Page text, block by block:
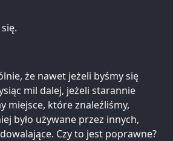
że nawet jeżeli byśmy się
mil dalej, jeżeli starannie
miejsce, które znaleźliśmy,
było używane przez innych,
Czy to jest poprawne?